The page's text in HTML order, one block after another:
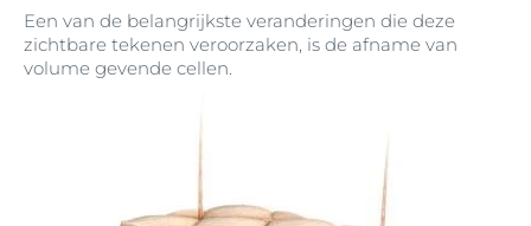
Een van de belangrijkste veranderingen die deze
zichtbare tekenen veroorzaken, is de afname van
volume gevende cellen.